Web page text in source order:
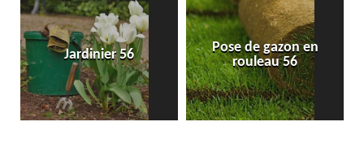
Jardinier 56
Pose de gazon en
rouleau 56